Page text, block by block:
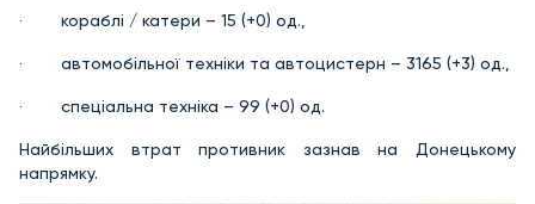
· кораблі / катери – 15 (+0) од.,
· автомобільної техніки та автоцистерн – 3165 (+3) од.,
· спеціальна техніка – 99 (+0) од.
Найбільших втрат противник зазнав на Донецькому
напрямку.